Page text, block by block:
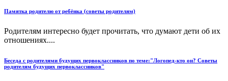
Памятка родителю от ребёнка (советы родителям)
Родителям интересно будет прочитать, что думают дети об их
отношениях....
Беседа с родителями будущих первоклассников по теме:"Логопед-кто он? Советы
родителям будущих первоклассников"